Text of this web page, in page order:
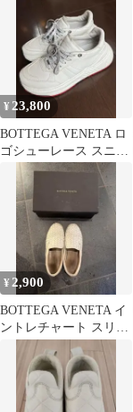
¥ 23,800
BOTTEGA VENETA ロ
ゴシューレース スニー
カー ホワイト
¥2,900
BOTTEGA VENETA イ
ントレチャート スリッ
ポン スニーカー